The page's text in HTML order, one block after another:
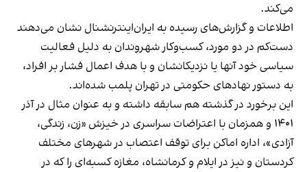
می‌کند.
اطلاعات و گزارش‌های رسیده به ایران‌اینترنشنال نشان می‌دهند
دست‌کم در دو مورد، کسب‌وکار شهروندان به دلیل فعالیت
سیاسی خود آنها یا نزدیکانشان و با هدف اعمال فشار بر افراد،
به دستور نهادهای حکومتی در تهران پلمب شده‌اند.
این برخورد در گذشته هم سابقه داشته و به عنوان مثال در آذر
۱۴۰۱ و همزمان با اعتراضات سراسری در خیزش «زن، زندگی،
آزادی»، اداره اماکن برای توقف اعتصاب در شهرهای مختلف
کردستان و نیز در ایلام و کرمانشاه، مغازه کسبه‌ای را که در